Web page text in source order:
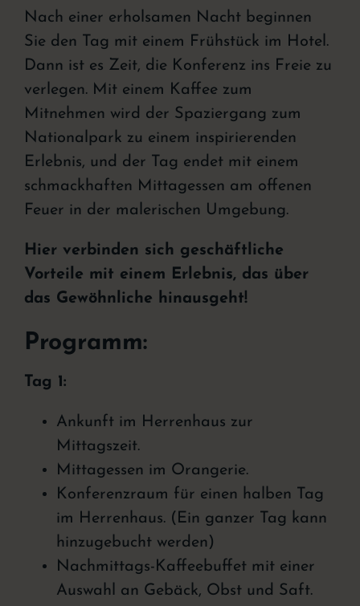
Nach einer erholsamen Nacht beginnen
Sie den Tag mit einem Frühstück im Hotel.
Dann ist es Zeit, die Konferenz ins Freie zu
verlegen. Mit einem Kaffee zum
Mitnehmen wird der Spaziergang zum
Nationalpark zu einem inspirierenden
Erlebnis, und der Tag endet mit einem
schmackhaften Mittagessen am offenen
Feuer in der malerischen Umgebung.
Hier verbinden sich geschäftliche
Vorteile mit einem Erlebnis, das über
das Gewöhnliche hinausgeht!
Programm:
Tag 1:
Ankunft im Herrenhaus zur
Mittagszeit.
Mittagessen im Orangerie.
Konferenzraum für einen halben Tag
im Herrenhaus. (Ein ganzer Tag kann
hinzugebucht werden)
Nachmittags-Kaffeebuffet mit einer
Auswahl an Gebäck, Obst und Saft.